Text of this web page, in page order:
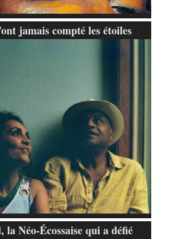
jamais compté les étoiles
la Néo-Écossaise qui a défié